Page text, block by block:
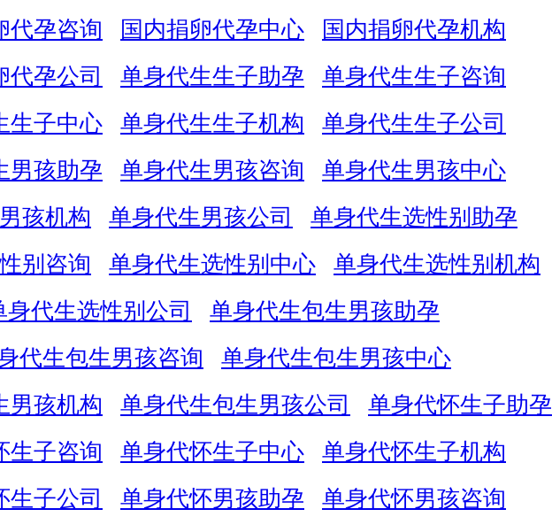
代孕咨询
国内捐卵代孕中心
国内捐卵代孕机构
代孕公司
单身代生生子助孕
单身代生生子咨询
生子中心
单身代生生子机构
单身代生生子公司
男孩助孕
单身代生男孩咨询
单身代生男孩中心
孩机构
单身代生男孩公司
单身代生选性别助孕
别咨询
单身代生选性别中心
单身代生选性别机构
身代生选性别公司
单身代生包生男孩助孕
代生包生男孩咨询
单身代生包生男孩中心
男孩机构
单身代生包生男孩公司
单身代怀生子助孕
生子咨询
单身代怀生子中心
单身代怀生子机构
生子公司
单身代怀男孩助孕 单身代怀男孩咨询